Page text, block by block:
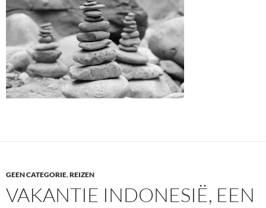
GEEN CATEGORIE,REIZEN
VAKANTIE INDONESIË, EEN